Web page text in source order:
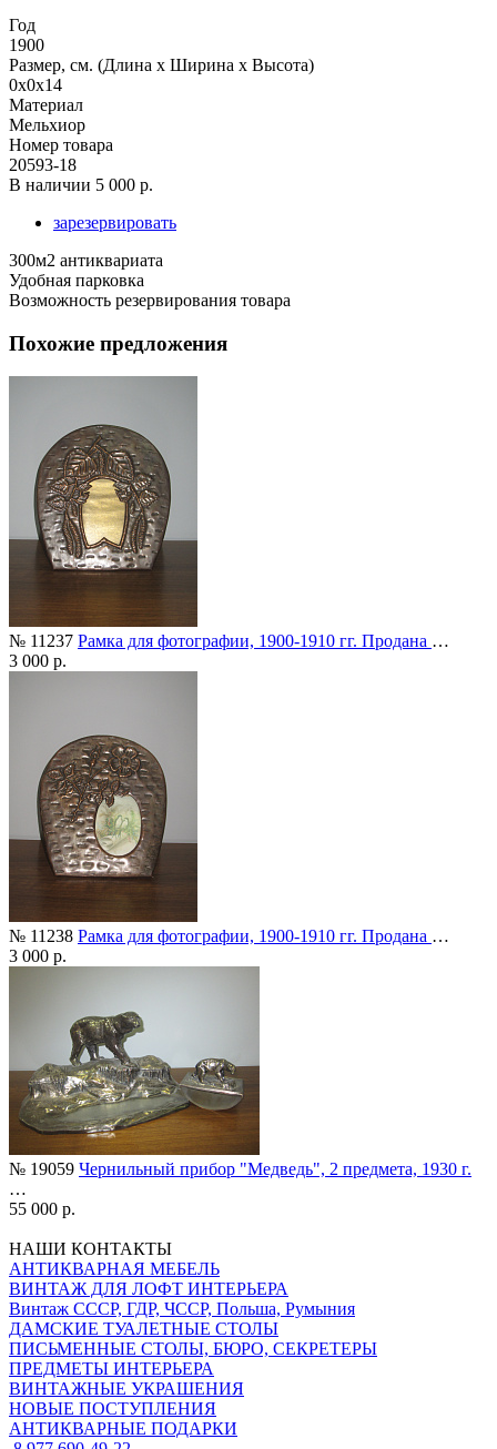
Год
1900
Размер, см. (Длина х Ширина х Высота)
0x0x14
Материал
Мельхиор
Номер товара
20593-18
В наличии 5 000 р.
зарезервировать
300м2 антиквариата
Удобная парковка
Возможность резервирования товара
Похожие предложения
№ 11237 Рамка для фотографии, 1900-1910 гг. Продана …
3 000 р.
№ 11238 Рамка для фотографии, 1900-1910 гг. Продана …
3 000 р.
№ 19059 Чернильный прибор "Медведь", 2 предмета, 1930 г.
…
55 000 р.
НАШИ КОНТАКТЫ
АНТИКВАРНАЯ МЕБЕЛЬ
ВИНТАЖ ДЛЯ ЛОФТ ИНТЕРЬЕРА
Винтаж СССР, ГДР, ЧССР, Польша, Румыния
ДАМСКИЕ ТУАЛЕТНЫЕ СТОЛЫ
ПИСЬМЕННЫЕ СТОЛЫ, БЮРО, СЕКРЕТЕРЫ
ПРЕДМЕТЫ ИНТЕРЬЕРА
ВИНТАЖНЫЕ УКРАШЕНИЯ
НОВЫЕ ПОСТУПЛЕНИЯ
АНТИКВАРНЫЕ ПОДАРКИ